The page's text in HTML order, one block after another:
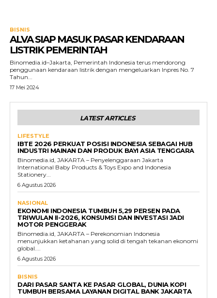
BISNIS
ALVA SIAP MASUK PASAR KENDARAAN
LISTRIK PEMERINTAH
Binomedia.id–Jakarta, Pemerintah Indonesia terus mendorong
penggunaan kendaraan listrik dengan mengeluarkan Inpres No. 7
Tahun...
17 Mei 2024
LATEST ARTICLES
LIFESTYLE
IBTE 2026 PERKUAT POSISI INDONESIA SEBAGAI HUB
INDUSTRI MAINAN DAN PRODUK BAYI ASIA TENGGARA
Binomedia.id, JAKARTA – Penyelenggaraan Jakarta
International Baby Products & Toys Expo and Indonesia
Stationery...
6 Agustus 2026
NASIONAL
EKONOMI INDONESIA TUMBUH 5,29 PERSEN PADA
TRIWULAN II-2026, KONSUMSI DAN INVESTASI JADI
MOTOR PENGGERAK
Binomedia.id, JAKARTA – Perekonomian Indonesia
menunjukkan ketahanan yang solid di tengah tekanan ekonomi
global....
6 Agustus 2026
BISNIS
DARI PASAR SANTA KE PASAR GLOBAL, DUNIA KOPI
TUMBUH BERSAMA LAYANAN DIGITAL BANK JAKARTA